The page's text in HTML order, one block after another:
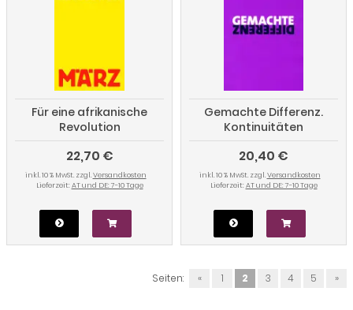
Für eine afrikanische
Revolution
22,70 €
inkl. 10 % MwSt. zzgl.Versandkosten
Lieferzeit: AT und DE: 7-10 Tage
Gemachte Differenz.
Kontinuitäten
biologischer »Rasse«-
Konzepte
20,40 €
inkl. 10 % MwSt. zzgl.Versandkosten
Lieferzeit: AT und DE: 7-10 Tage
Seiten: « 1 2 3 4 5 »